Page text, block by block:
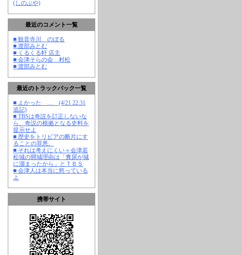
(しのぶや)
最近のコメント一覧
■ 観音寺川 のぼる
■ 渡部みとむ
■ くるくる軒 店主
■ 会津そらの会 村松
■ 渡部みとむ
最近のトラックバック一覧
■ よかった … (4/21 22:31
追記)
■ TBSは奇説を訂正しないな
ら、奇説の根拠となる史料を
提示せよ
■ 歴史をトリビアの断片にす
ることの罪悪。
■ それは考えにくい＝会津若
松城の開城理由は「糞尿が城
に溜まったから」とＴＢＳ
■ 会津人は本当に怒っている
よ
携帯サイト